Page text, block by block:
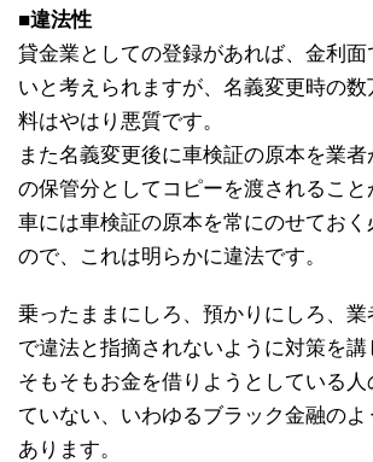
■違法性
貸金業としての登録があれば、金利
いと考えられますが、名義変更時の
料はやはり悪質です。
また名義変更後に車検証の原本を業
の保管分としてコピーを渡されること
車には車検証の原本を常にのせてお
ので、これは明らかに違法です。
乗ったままにしろ、預かりにしろ、
で違法と指摘されないように対策を
そもそもお金を借りようとしている人
ていない、いわゆるブラック金融のよ
あります。